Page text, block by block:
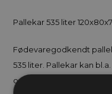
Pallekar 535 liter
Fødevaregodkendt
535 liter. Pallekar kan
og transport, skrot, affald